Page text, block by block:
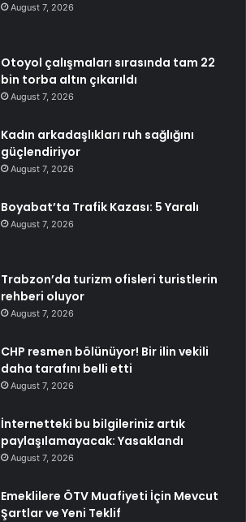
August 7, 2026
Otoyol çalışmaları sırasında tam 22
bin torba altın çıkarıldı
August 7, 2026
Kadın arkadaşlıkları ruh sağlığını
güçlendiriyor
August 7, 2026
Boyabat’ta Trafik Kazası: 5 Yaralı
August 7, 2026
Trabzon’da turizm ofisleri turistlerin
rehberi oluyor
August 7, 2026
CHP resmen bölünüyor! Bir ilin vekili
daha tarafını belli etti
August 7, 2026
İnternetteki bu bilgileriniz artık
paylaşılamayacak: Yasaklandı
August 7, 2026
Emeklilere ÖTV Muafiyeti İçin Mevcut
Şartlar ve Yeni Teklif